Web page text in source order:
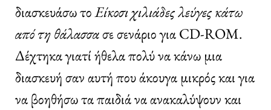
διασκευάσω τοΕίκοσι χιλιάδες λεύγες κάτω
από τη θάλασσασε σενάριο για CD-ROM.
Δέχτηκα γιατί ήθελα πολύ να κάνω μια
διασκευή σαν αυτή που άκουγα μικρός και για
να βοηθήσω τα παιδιά να ανακαλύψουν και